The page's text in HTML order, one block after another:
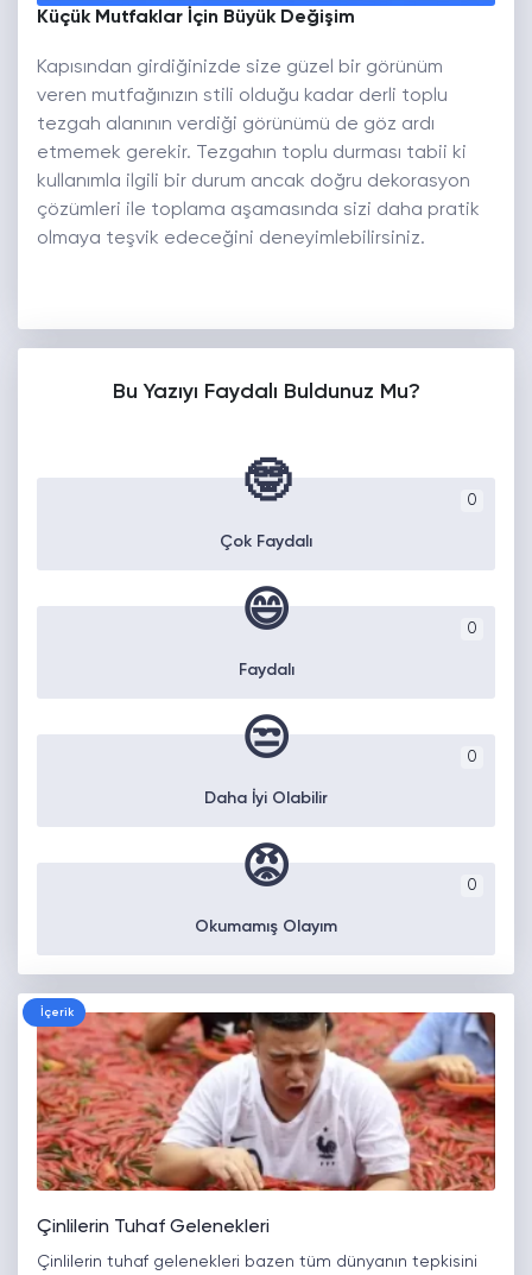
Küçük Mutfaklar İçin Büyük Değişim
Kapısından girdiğinizde size güzel bir görünüm
veren mutfağınızın stili olduğu kadar derli toplu
tezgah alanının verdiği görünümü de göz ardı
etmemek gerekir. Tezgahın toplu durması tabii ki
kullanımla ilgili bir durum ancak doğru dekorasyon
çözümleri ile toplama aşamasında sizi daha pratik
olmaya teşvik edeceğini deneyimlebilirsiniz.
Bu Yazıyı Faydalı Buldunuz Mu?
0
🤓
Çok Faydalı
0
😄
Faydalı
0
😒
Daha İyi Olabilir
0
😡
Okumamış Olayım
İçerik
Çinlilerin Tuhaf Gelenekleri
Çinlilerin tuhaf gelenekleri bazen tüm dünyanın tepkisini